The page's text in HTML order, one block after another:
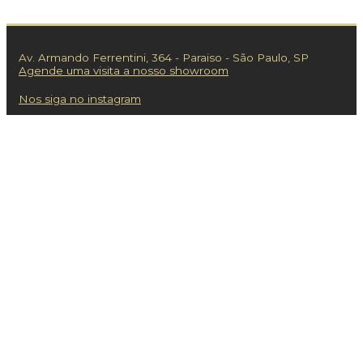
Av. Armando Ferrentini, 364 - Paraiso - São Paulo, SP
Agende uma visita a nosso showroom
Nos siga no instagram